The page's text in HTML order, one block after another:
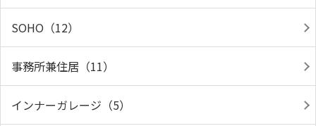
SOHO（12）
事務所兼住居（11）
インナーガレージ（5）